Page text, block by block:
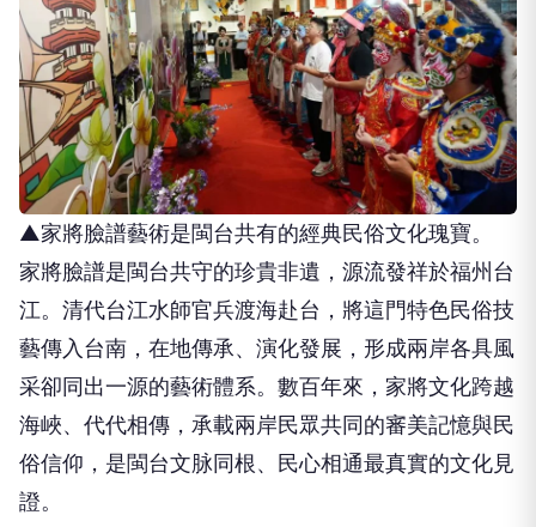
▲家將臉譜藝術是閩台共有的經典民俗文化瑰寶。
家將臉譜是閩台共守的珍貴非遺，源流發祥於福州台
江。清代台江水師官兵渡海赴台，將這門特色民俗技
藝傳入台南，在地傳承、演化發展，形成兩岸各具風
采卻同出一源的藝術體系。數百年來，家將文化跨越
海峽、代代相傳，承載兩岸民眾共同的審美記憶與民
俗信仰，是閩台文脉同根、民心相通最真實的文化見
證。